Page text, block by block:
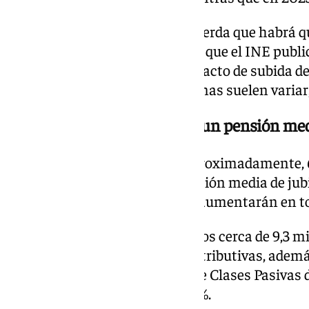
En todo caso, el Ministerio recuerda que habrá
definitivo del IPC de noviembre, que el INE
para confirmar el porcentaje exacto de subida
los datos definitivos de IPC apenas suelen
600 euros adicionales para un pensión
La revalorización supondrá,
para las personas con una pensión media de
pensiones medias del sistema aumentarán en
Este incremento beneficiará a los cerca de 9,3
10,3 millones de pensiones contributivas,
correspondientes al Régimen de Clases
revalorizarán en torno a un 2,8%.